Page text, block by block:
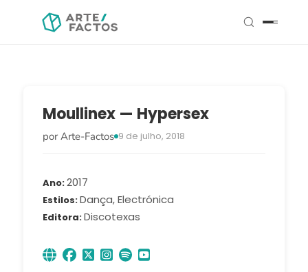
Moullinex — Hypersex
por Arte-Factos 9 de julho, 2018
Ano 2017
Estilos Dança, Electrónica
Editora Discotexas